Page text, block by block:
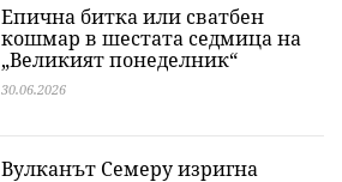
Епична битка или сватбен
кошмар в шестата седмица на
„Великият понеделник“
30.06.2026
Вулканът Семеру изригна